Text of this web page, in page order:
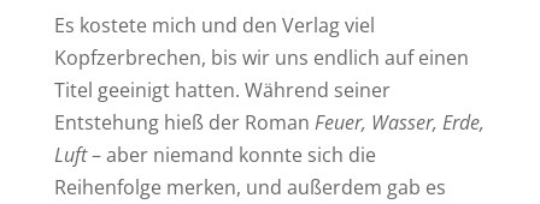
Es kostete mich und den Verlag viel
Kopfzerbrechen, bis wir uns endlich auf einen
Titel geeinigt hatten. Während seiner
Entstehung hieß der Roman Feuer, Wasser, Erde,
Luft– aber niemand konnte sich die
Reihenfolge merken, und außerdem gab es